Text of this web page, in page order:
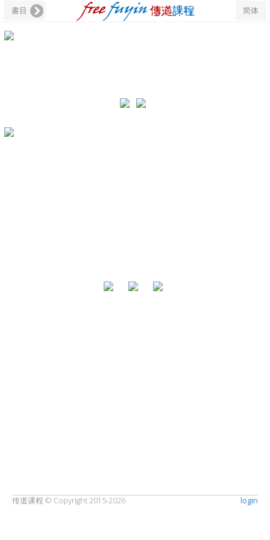
書目 简体
传道课程 © Copyright 2015-2026 login